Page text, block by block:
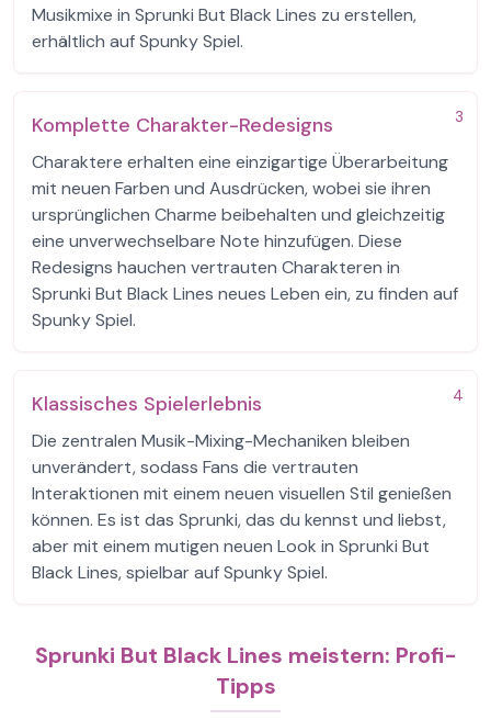
Musikmixe in Sprunki But Black Lines zu erstellen,
erhältlich auf Spunky Spiel.
3
Komplette Charakter-Redesigns
Charaktere erhalten eine einzigartige Überarbeitung
mit neuen Farben und Ausdrücken, wobei sie ihren
ursprünglichen Charme beibehalten und gleichzeitig
eine unverwechselbare Note hinzufügen. Diese
Redesigns hauchen vertrauten Charakteren in
Sprunki But Black Lines neues Leben ein, zu finden auf
Spunky Spiel.
4
Klassisches Spielerlebnis
Die zentralen Musik-Mixing-Mechaniken bleiben
unverändert, sodass Fans die vertrauten
Interaktionen mit einem neuen visuellen Stil genießen
können. Es ist das Sprunki, das du kennst und liebst,
aber mit einem mutigen neuen Look in Sprunki But
Black Lines, spielbar auf Spunky Spiel.
Sprunki But Black Lines meistern: Profi-
Tipps